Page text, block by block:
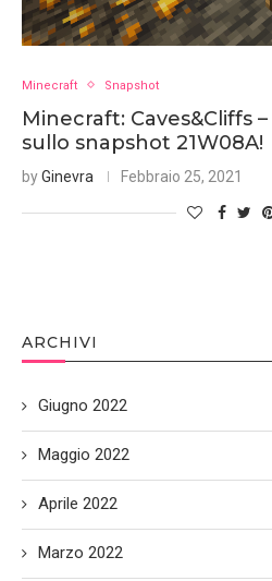
Minecraft Snapshot
Minecraft: Caves&Cliffs
sullo snapshot 21W08A!
byGinevra Febbraio 25, 2021
ARCHIVI
Giugno 2022
Maggio 2022
Aprile 2022
Marzo 2022